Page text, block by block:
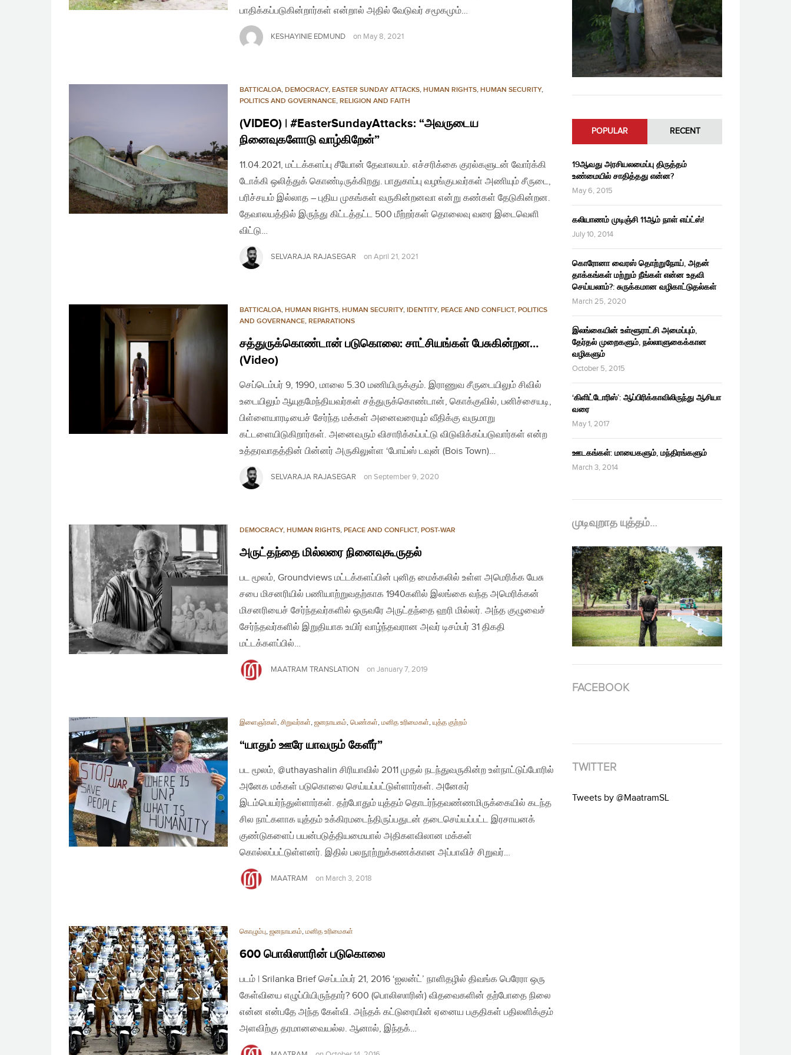
பாதிக்கப்படுகின்றார்கள் என்றால் அதில் வேடுவர் சமூகமும்…
KESHAYINIE EDMUND on May 8, 2021
BATTICALOA, DEMOCRACY, EASTER SUNDAY ATTACKS, HUMAN RIGHTS, HUMAN SECURITY,
POLITICS AND GOVERNANCE, RELIGION AND FAITH
(VIDEO) | #EasterSundayAttacks: “அவருடைய
நினைவுகளோடு வாழ்கிறேன்”
11.04.2021, மட்டக்களப்பு சீயோன் தேவாலயம். எச்சரிக்கை குரல்களுடன் வோர்க்கி
டோக்கி ஒலித்துக் கொண்டிருக்கிறது. பாதுகாப்பு வழங்குபவர்கள் அணியும் சீருடை,
பரிச்சயம் இல்லாத – புதிய முகங்கள் வருகின்றனவா என்று கண்கள் தேடுகின்றன.
தேவாலயத்தில் இருந்து கிட்டத்தட்ட 500 மீற்றர்கள் தொலைவு வரை இடைவெளி
விட்டு…
SELVARAJA RAJASEGAR on April 21, 2021
BATTICALOA, HUMAN RIGHTS, HUMAN SECURITY, IDENTITY, PEACE AND CONFLICT, POLITICS
AND GOVERNANCE, REPARATIONS
சத்துருக்கொண்டான் படுகொலை: சாட்சியங்கள் பேசுகின்றன…
(Video)
செப்டெம்பர் 9, 1990, மாலை 5.30 மணியிருக்கும். இராணுவ சீருடையிலும் சிவில்
உடையிலும் ஆயுதமேந்தியவர்கள் சத்துருக்கொண்டான், கொக்குவில், பனிச்சையடி,
பிள்ளையாரடியைச் சேர்ந்த மக்கள் அனைவரையும் வீதிக்கு வருமாறு
கட்டளையிடுகிறார்கள். அனைவரும் விசாரிக்கப்பட்டு விடுவிக்கப்படுவார்கள் என்ற
உத்தரவாதத்தின் பின்னர் அருகிலுள்ள ‘போய்ஸ் டவுன் (Bois Town)…
SELVARAJA RAJASEGAR on September 9, 2020
DEMOCRACY, HUMAN RIGHTS, PEACE AND CONFLICT, POST-WAR
அருட்தந்தை மில்லரை நினைவுகூருதல்
பட மூலம், Groundviews மட்டக்களப்பின் புனித மைக்கலில் உள்ள அமெரிக்க யேசு
சபை மிசனரியில் பணியாற்றுவதற்காக 1940களில் இலங்கை வந்த அமெரிக்கன்
மிசனரியைச் சேர்ந்தவர்களில் ஒருவரே அருட்தந்தை ஹரி மில்லர். அந்த குழுவைச்
சேர்ந்தவர்களில் இறுதியாக உயிர் வாழ்ந்தவரான அவர் டிசம்பர் 31 திகதி
மட்டக்களப்பில்…
MAATRAM TRANSLATION on January 7, 2019
இளைஞர்கள், சிறுவர்கள், ஜனநாயகம், பெண்கள், மனித உரிமைகள், யுத்த குற்றம்
“யாதும் ஊரே யாவரும் கேளீர்”
பட மூலம், @uthayashalin சிரியாவில் 2011 முதல் நடந்துவருகின்ற உள்நாட்டுப்போரில்
அனேக மக்கள் படுகொலை செய்யப்பட்டுள்ளார்கள். அனேகர்
இடம்பெயர்ந்துள்ளார்கள். தற்போதும் யுத்தம் தொடர்ந்தவண்ணமிருக்கையில் கடந்த
சில நாட்களாக யுத்தம் உக்கிரமடைந்திருப்பதுடன் தடைசெய்யப்பட்ட இரசாயனக்
குண்டுகளைப் பயன்படுத்தியமையால் அதிகளவிலான மக்கள்
கொல்லப்பட்டுள்ளனர். இதில் பலநூற்றுக்கணக்கான அப்பாவிச் சிறுவர்…
MAATRAM on March 3, 2018
கொழும்பு, ஜனநாயகம், மனித உரிமைகள்
600 பொலிஸாரின் படுகொலை
படம் | Srilanka Brief செப்டம்பர் 21, 2016 ‘ஐலன்ட்’ நாளிதழில் திவங்க பெரேரா ஒரு
கேள்வியை எழுப்பியிருந்தார்? 600 (பொலிஸாரின்) விதவைகளின் தற்போதை நிலை
என்ன என்பதே அந்த கேள்வி. அந்தக் கட்டுரையின் ஏனைய பகுதிகள் பதிலளிக்கும்
அளவிற்கு தரமானவையல்ல. ஆனால், இந்தக்…
POPULAR RECENT
19ஆவது அரசியலமைப்பு திருத்தம்
உண்மையில் சாதித்தது என்ன?
May 6, 2015
கலியாணம் முடிஞ்சி 11ஆம் நாள் எய்ட்ஸ்!
July 10, 2014
கொரோனா வைரஸ் தொற்றுநோய், அதன்
தாக்கங்கள் மற்றும் நீங்கள் என்ன உதவி
செய்யலாம்?: சுருக்கமான வழிகாட்டுதல்கள்
March 25, 2020
இலங்கையின் உள்ளூராட்சி அமைப்பும்,
தேர்தல் முறைகளும், நல்லாளுகைக்கான
வழிகளும்
October 5, 2015
‘கிளிட்டோரிஸ்’: ஆப்பிரிக்காவிலிருந்து ஆசியா
வரை
May 1, 2017
ஊடகங்கள்: மாயைகளும், மந்திரங்களும்
March 3, 2014
முடிவுறாத யுத்தம்…
FACEBOOK
TWITTER
Tweets by @MaatramSL